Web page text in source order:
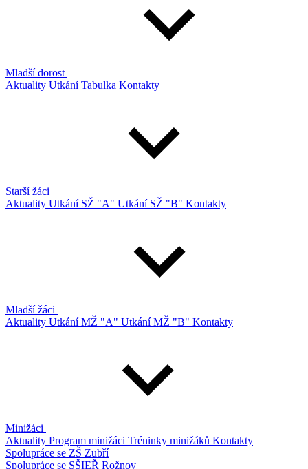
Mladší dorost
Aktuality UtkáníTabulka Kontakty
Starší žáci
Aktuality Utkání SŽ "A" Utkání SŽ "B" Kontakty
Mladší žáci
Aktuality Utkání MŽ "A" Utkání MŽ "B" Kontakty
Minižáci
Aktuality Program minižáci Tréninky minižáků Kontakty
Spolupráce se ZŠ Zubří
Spolupráce se SŠIEŘ Rožnov